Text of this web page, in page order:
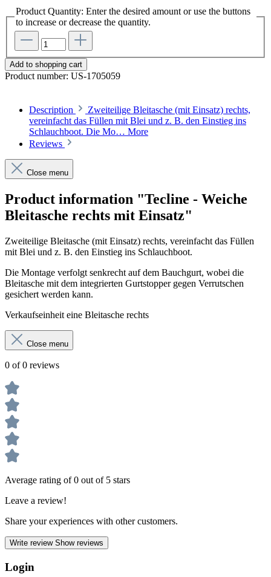
Product Quantity: Enter the desired amount or use the buttons
to increase or decrease the quantity.
Add to shopping cart
Product number: US-1705059
Description
Zweiteilige Bleitasche (mit Einsatz) rechts,
vereinfacht das Füllen mit Blei und z. B. den Einstieg ins
Schlauchboot. Die Mo… More
Reviews
Close menu
Product information "Tecline - Weiche
Bleitasche rechts mit Einsatz"
Zweiteilige Bleitasche (mit Einsatz) rechts, vereinfacht das Füllen
mit Blei und z. B. den Einstieg ins Schlauchboot.
Die Montage verfolgt senkrecht auf dem Bauchgurt, wobei die
Bleitasche mit dem integrierten Gurtstopper gegen Verrutschen
gesichert werden kann.
Verkaufseinheit eine Bleitasche rechts
Close menu
0 of 0 reviews
Average rating of 0 out of 5 stars
Leave a review!
Share your experiences with other customers.
Write review Show reviews
Login